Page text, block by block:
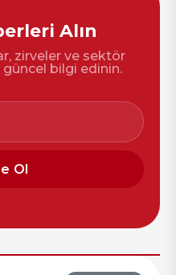
Alın
zirveler ve sektör
bilgi edinin.
Ol